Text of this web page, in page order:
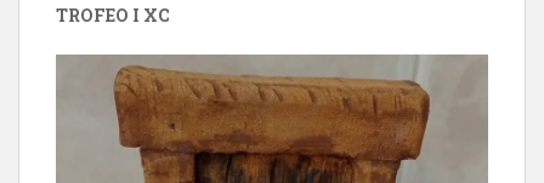
TROFEO I XC